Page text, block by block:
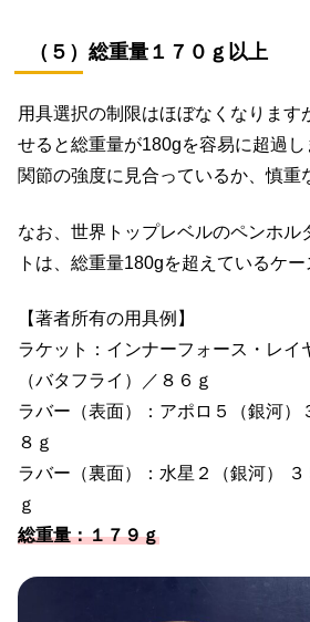
（５）総重量１７０ｇ以上
用具選択の制限はほぼなくなります
せると総重量が180gを容易に超過
関節の強度に見合っているか、慎重
なお、世界トップレベルのペンホル
トは、総重量180gを超えているケー
【著者所有の用具例】
ラケット：インナーフォース・レイ
（バタフライ）／８６ｇ
ラバー（表面）：アポロ５（銀河）
８ｇ
ラバー（裏面）：水星２（銀河） ３
ｇ
総重量：１７９ｇ